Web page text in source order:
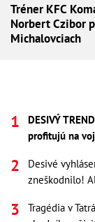
Tréner KFC
Norbert Czibor
Michalovciach
DESIVÝ
profitujú na
Desivé
zneškodnilo!
Tragédia v